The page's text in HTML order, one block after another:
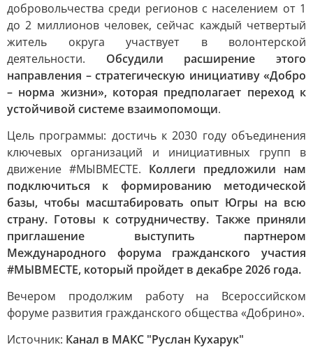
добровольчества среди регионов с населением от 1
до 2 миллионов человек, сейчас каждый четвертый
житель округа участвует в волонтерской
деятельности. Обсудили расширение этого
направления – стратегическую инициативу «Добро
– норма жизни», которая предполагает переход к
устойчивой системе взаимопомощи.
Цель программы: достичь к 2030 году объединения
ключевых организаций и инициативных групп в
движение #МЫВМЕСТЕ. Коллеги предложили нам
подключиться к формированию методической
базы, чтобы масштабировать опыт Югры на всю
страну. Готовы к сотрудничеству. Также приняли
приглашение выступить партнером
Международного форума гражданского участия
#МЫВМЕСТЕ, который пройдет в декабре 2026 года.
Вечером продолжим работу на Всероссийском
форуме развития гражданского общества «Добрино».
Источник: Канал в МАКС "Руслан Кухарук"